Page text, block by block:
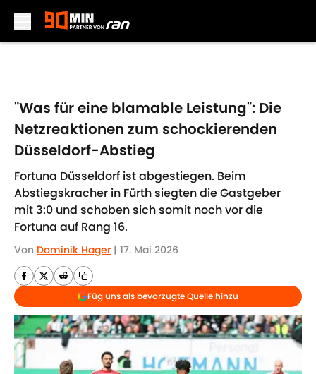
"Was für eine blamable Leistung": Die
Netzreaktionen zum schockierenden
Düsseldorf-Abstieg
Fortuna Düsseldorf ist abgestiegen. Beim
Abstiegskracher in Fürth siegten die Gastgeber
mit 3:0 und schoben sich somit noch vor die
Fortuna auf Rang 16.
Von Dominik Hager | 17. Mai 2026
Füg uns als bevorzugte Quelle hinzu